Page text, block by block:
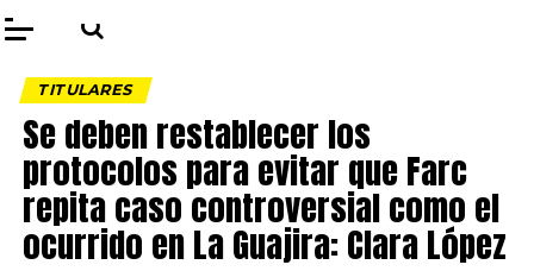
TITULARES
Se deben restablecer los
protocolos para evitar que Farc
repita caso controversial como el
ocurrido en La Guajira: Clara López